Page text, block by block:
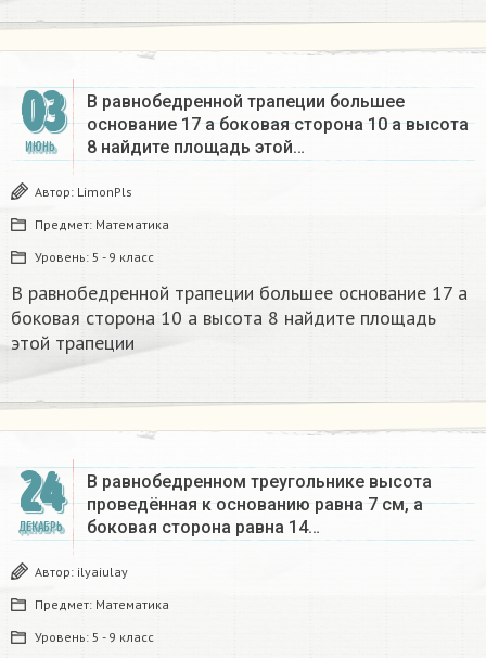
03
ИЮНЬ
В равнобедренной трапеции большее
основание 17 а боковая сторона 10 а высота
8 найдите площадь этой…
Автор: LimonPls
Предмет: Математика
Уровень: 5 - 9 класс
В равнобедренной трапеции большее основание 17 а
боковая сторона 10 а высота 8 найдите площадь
этой трапеции
24
ДЕКАБРЬ
В равнобедренном треугольнике высота
проведённая к основанию равна 7 см, а
боковая сторона равна 14…
Автор: ilyaiulay
Предмет: Математика
Уровень: 5 - 9 класс